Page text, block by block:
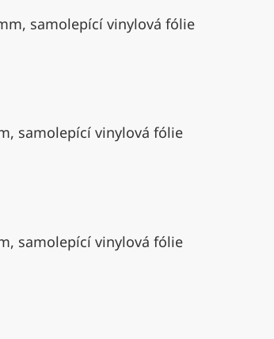
samolepící vinylová fólie
samolepící vinylová fólie
samolepící vinylová fólie